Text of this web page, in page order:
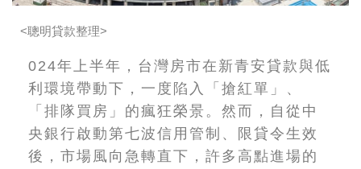
<聰明貸款整理>
024年上半年，台灣房市在新青安貸款與低
利環境帶動下，一度陷入「搶紅單」、
「排隊買房」的瘋狂榮景。然而，自從中
央銀行啟動第七波信用管制、限貸令生效
後，市場風向急轉直下，許多高點進場的